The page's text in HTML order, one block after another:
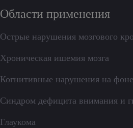
Области применения
Острые нарушения мозгового
Хроническая ишемия мозга
Когнитивные нарушения на
Синдром дефицита внимания и
Глаукома